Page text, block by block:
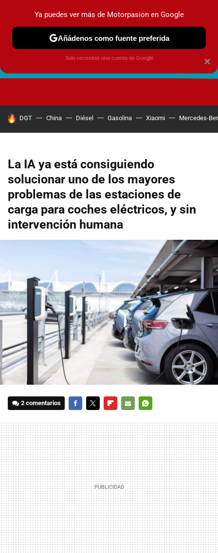
HOY SE HABLA DE
DGT China Diésel Gasolina Xiaomi Mercedes-
La IA ya está consiguiendo
solucionar uno de los mayores
problemas de las estaciones de
carga para coches eléctricos, y sin
intervención humana
2 comentarios
MAIL
×
Ya puedes ver más de Motorpasion en Google
Añádenos como fuente preferida
Solo necesitas una cuenta de Google